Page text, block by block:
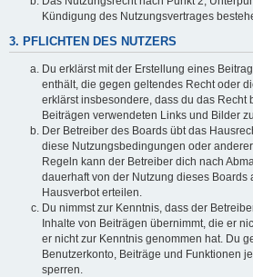
Kündigung des Nutzungsvertrages
3. PFLICHTEN DES NUTZERS
Du erklärst mit der Erstellung eines
enthält, die gegen geltendes Recht oder
erklärst insbesondere, dass du das Recht
Beiträgen verwendeten Links und Bilder
Der Betreiber des Boards übt das
diese Nutzungsbedingungen oder
Regeln kann der Betreiber dich nach
dauerhaft von der Nutzung dieses Boards
Hausverbot erteilen.
Du nimmst zur Kenntnis, dass der
Inhalte von Beiträgen übernimmt, die er
er nicht zur Kenntnis genommen hat. Du
Benutzerkonto, Beiträge und Funktionen
sperren.